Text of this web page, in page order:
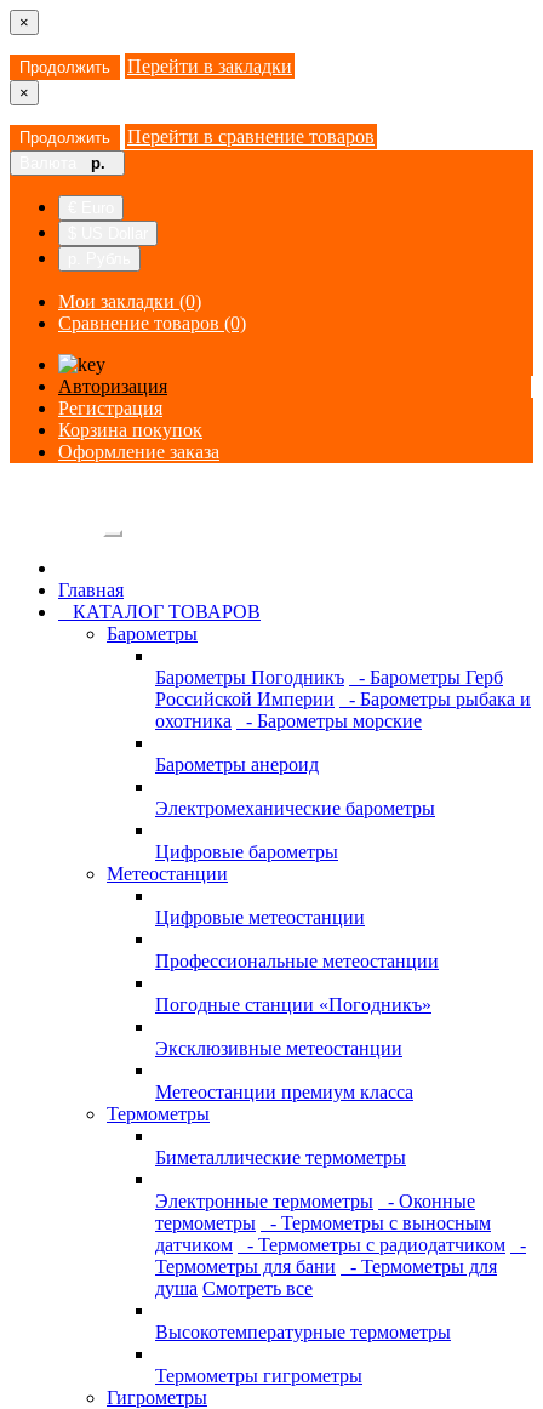
×
Продолжить Перейти в закладки
×
Продолжить Перейти в сравнение товаров
р.
Мои закладки (0)
Сравнение товаров (0)
Авторизация
Регистрация
Корзина покупок
Оформление заказа
Главная
КАТАЛОГ ТОВАРОВ
Барометры
Барометры Погодникъ
- Барометры Герб
Российской Империи
- Барометры рыбака и
охотника
- Барометры морские
Барометры анероид
Электромеханические барометры
Цифровые барометры
Метеостанции
Цифровые метеостанции
Профессиональные метеостанции
Погодные станции «Погодникъ»
Эксклюзивные метеостанции
Метеостанции премиум класса
Термометры
Биметаллические термометры
Электронные термометры
- Оконные
термометры
- Термометры с выносным
датчиком
- Термометры с радиодатчиком
-
Термометры для бани
- Термометры для
душа Смотреть все
Высокотемпературные термометры
Термометры гигрометры
Гигрометры